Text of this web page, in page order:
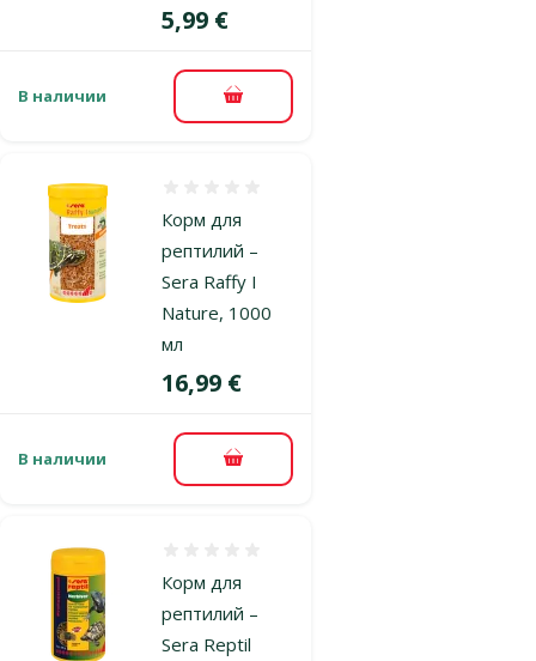
Цена
5,99 €
В наличии В корзину
Корм для
рептилий –
Sera Raffy I
Nature, 1000
мл
Цена
16,99 €
В наличии В корзину
Корм для
рептилий –
Sera Reptil